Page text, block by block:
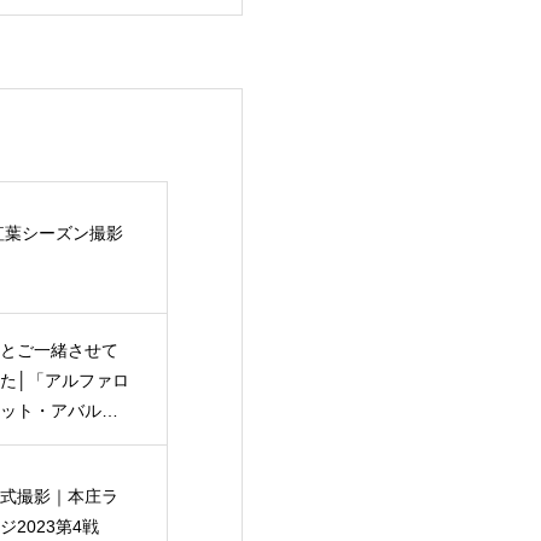
シーズン撮影
ご一緒させて
│「アルファロ
ト・アバルト
ト走行&体験会
撮影｜本庄ラ
2023第4戦